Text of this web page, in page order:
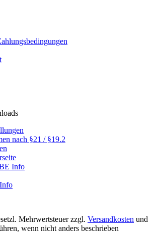
nach §21 / §19.2
Info
Mehrwertsteuer zzgl. Versandkosten und
wenn nicht anders beschrieben